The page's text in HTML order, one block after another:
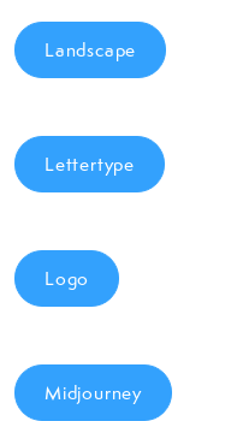
Landscape
Lettertype
Logo
Midjourney